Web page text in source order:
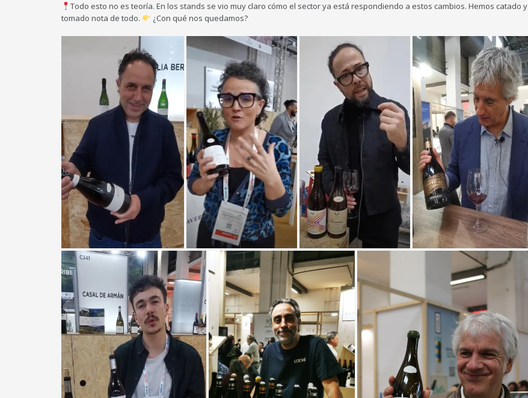
Todo esto no es teoría. En los stands se vio muy claro cómo el sector ya está respondiendo a estos cambios. Hemos catado y
tomado nota de todo.
¿Con qué nos quedamos?